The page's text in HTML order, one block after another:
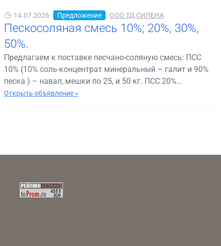
14.07.2026 Предложение ООО ТД СИЛЕНА
Пескосоляная смесь 10%; 20%, 30%,
50%.
Предлагаем к поставке песчано-соляную смесь: ПСС
10% (10% соль-концентрат минеральный – галит и 90%
песка ) – навал, мешки по 25, и 50 кг. ПСС 20%...
Открыть объявление »